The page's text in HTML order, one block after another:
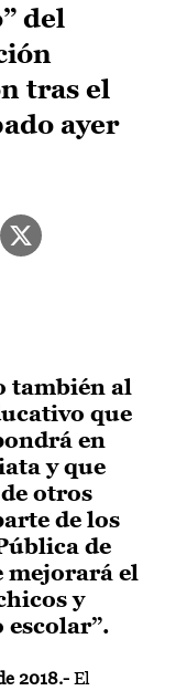
del
tras el
ayer
también al
que
en
y que
otros
de los
de
mejorará el
y
escolar”.
2018.- El